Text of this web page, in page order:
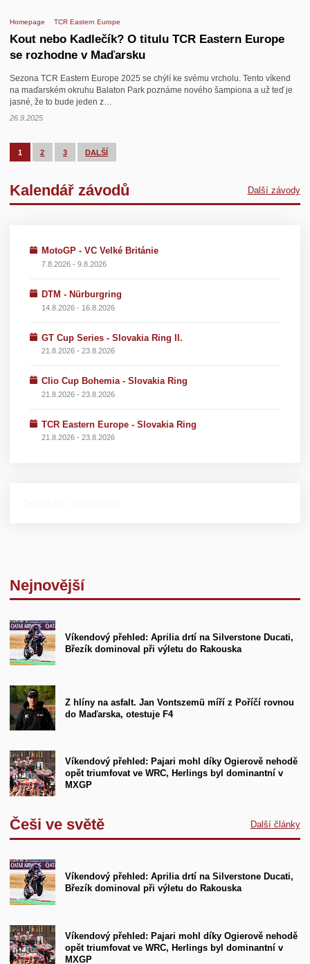
Homepage TCR Eastern Europe
Kout nebo Kadlečík? O titulu TCR Eastern Europe
se rozhodne v Maďarsku
Sezona TCR Eastern Europe 2025 se chýlí ke svému vrcholu. Tento víkend
na maďarském okruhu Balaton Park poznáme nového šampiona a už teď je
jasné, že to bude jeden z…
26.9.2025
1 2 3 DALŠÍ
Kalendář závodů Další závody
MotoGP - VC Velké Británie
7.8.2026 - 9.8.2026
DTM - Nürburgring
14.8.2026 - 16.8.2026
GT Cup Series - Slovakia Ring II.
21.8.2026 - 23.8.2026
Clio Cup Bohemia - Slovakia Ring
21.8.2026 - 23.8.2026
TCR Eastern Europe - Slovakia Ring
21.8.2026 - 23.8.2026
Nejnovější
Víkendový přehled: Aprilia drtí na Silverstone Ducati,
Březík dominoval při výletu do Rakouska
Z hlíny na asfalt. Jan Vontszemü míří z Poříčí rovnou
do Maďarska, otestuje F4
Víkendový přehled: Pajari mohl díky Ogierově nehodě
opět triumfovat ve WRC, Herlings byl dominantní v
MXGP
Češi ve světě Další články
Víkendový přehled: Aprilia drtí na Silverstone Ducati,
Březík dominoval při výletu do Rakouska
Víkendový přehled: Pajari mohl díky Ogierově nehodě
opět triumfovat ve WRC, Herlings byl dominantní v
MXGP